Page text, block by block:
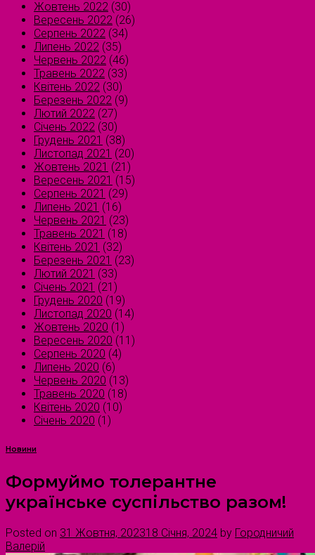
Жовтень 2022 (30)
Вересень 2022 (26)
Серпень 2022 (34)
Липень 2022 (35)
Червень 2022 (46)
Травень 2022 (33)
Квітень 2022 (30)
Березень 2022 (9)
Лютий 2022 (27)
Січень 2022 (30)
Грудень 2021 (38)
Листопад 2021 (20)
Жовтень 2021 (21)
Вересень 2021 (15)
Серпень 2021 (29)
Липень 2021 (16)
Червень 2021 (23)
Травень 2021 (18)
Квітень 2021 (32)
Березень 2021 (23)
Лютий 2021 (33)
Січень 2021 (21)
Грудень 2020 (19)
Листопад 2020 (14)
Жовтень 2020 (1)
Вересень 2020 (11)
Серпень 2020 (4)
Липень 2020 (6)
Червень 2020 (13)
Травень 2020 (18)
Квітень 2020 (10)
Січень 2020 (1)
Новини
Формуймо толерантне
українське суспільство разом!
Posted on 31 Жовтня, 202318 Січня, 2024 by Городничий
Валерій